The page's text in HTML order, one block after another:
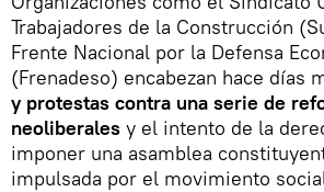
Trabajadores de la Construcción
Frente Nacional por la Defensa
(Frenadeso) encabezan hace días
y protestas contra una serie de
neoliberales y el intento de la
imponer una asamblea
impulsada por el movimiento